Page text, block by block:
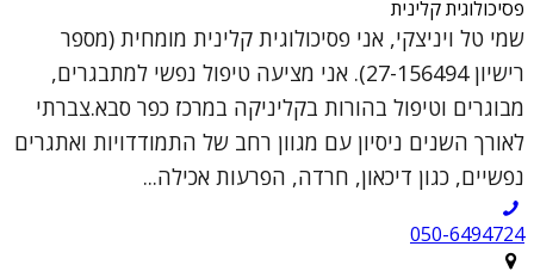
פסיכולוגית קלינית
שמי טל ויניצקי, אני פסיכולוגית קלינית מומחית (מספר
רישיון 27-156494). אני מציעה טיפול נפשי למתבגרים,
מבוגרים וטיפול בהורות בקליניקה במרכז כפר סבא.צברתי
לאורך השנים ניסיון עם מגוון רחב של התמודדויות ואתגרים
נפשיים, כגון דיכאון, חרדה, הפרעות אכילה...
050-6494724